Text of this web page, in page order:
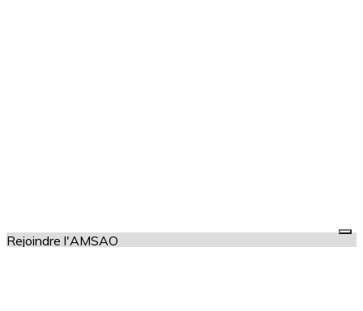
Rejoindre l'AMSAO